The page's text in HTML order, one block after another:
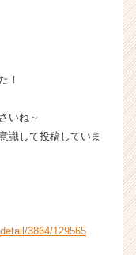
！
いね～
識して投稿していま
3864/129565